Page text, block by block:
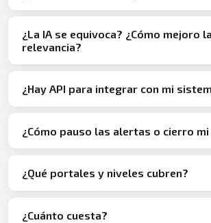
¿La IA se equivoca? ¿Cómo mejoro la
relevancia?
¿Hay API para integrar con mi
¿Cómo pauso las alertas o cierro mi
¿Qué portales y niveles cubren?
¿Cuánto cuesta?